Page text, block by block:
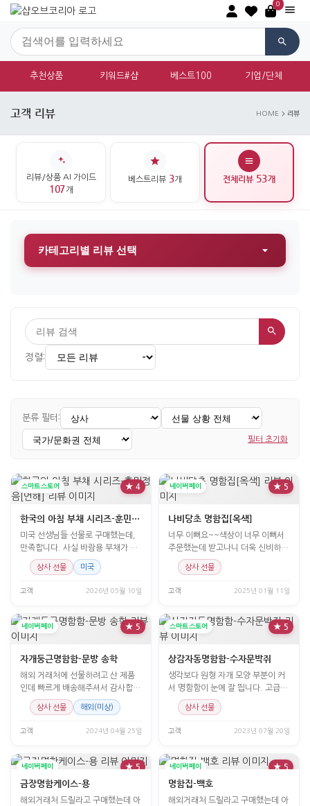
0
추천상품 키워드#샵 베스트100 기업/단체
고객 리뷰 HOME 리뷰
리뷰/상품 AI 가이드
107개
베스트리뷰 3개 전체리뷰 53개
카테고리별 리뷰 선택
정렬:
분류 필터:
필터 초기화
스마트스토어 ★ 4
한국의 아침 부채 시리즈-훈민정음[언해]
미국 선생님들 선물로 구매했는데,
만족합니다. 사실 바람용 부채가 아
니라 선물용이라 사용후
상사 선물 미국
고객 2026년 05월 10일
네이버페이 ★ 5
나비당초 명함집[옥색]
너무 이뻐요~~색상이 너무 이뻐서
주문했는데 받고나니 더욱 신비하고
빛나요!
상사 선물
고객 2025년 01월 11일
네이버페이 ★ 5
자개둥근명함함-문방 송학
해외 거래처에 선물하려고 산 제품
인데 빠르게 배송해주셔서 감사합니
상사 선물 해외(미상)
고객 2024년 04월 25일
스마트스토어 ★ 5
상감자동명함함-수자문박쥐
생각보다 원형 자개 모양 부분이 커
서 명함함이 눈에 잘 띕니다. 고급스
러워 만족합니다.
상사 선물
고객 2023년 07월 20일
네이버페이 ★ 5
금장명함케이스-용
해외거래처 드릴라고 구매했는데 아
네이버페이 ★ 5
명함집-백호
해외거래처 드릴라고 구매했는데 아